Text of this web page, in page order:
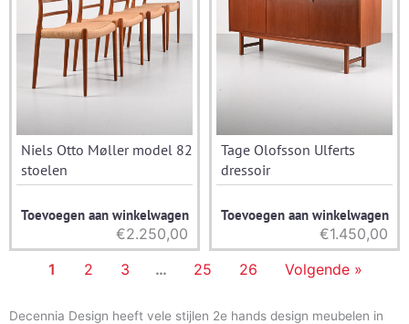
Niels Otto Møller model 82
stoelen
Toevoegen aan winkelwagen
€2.250,00
Tage Olofsson Ulferts
dressoir
Toevoegen aan winkelwagen
€1.450,00
1
2 3 … 25 26 Volgende »
Decennia Design heeft vele stijlen 2e hands design meubelen in